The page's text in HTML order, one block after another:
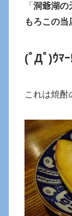
「洞爺湖の
もろこの当
(ﾟДﾟ)ｳﾏ
これは焼酎